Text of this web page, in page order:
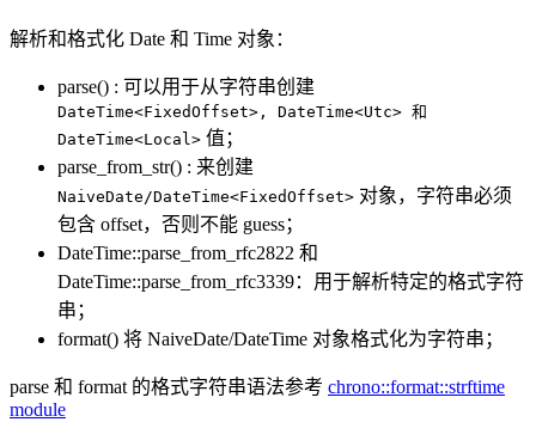
解析和格式化 Date 和 Time 对象：
parse() : 可以用于从字符串创建
DateTime<FixedOffset>, DateTime<Utc> 和
DateTime<Local> 值；
parse_from_str() : 来创建
NaiveDate/DateTime<FixedOffset> 对象，字符串必须
包含 offset，否则不能 guess；
DateTime::parse_from_rfc2822 和
DateTime::parse_from_rfc3339：用于解析特定的格式字符
串；
format() 将 NaiveDate/DateTime 对象格式化为字符串；
parse 和 format 的格式字符串语法参考 chrono::format::strftime
module